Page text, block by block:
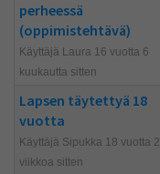
perheessä
(oppimistehtävä)
Käyttäjä Laura 16 vuotta 6
kuukautta sitten
Lapsen täytettyä 18
vuotta
Käyttäjä Sipukka 18 vuotta 2
viikkoa sitten